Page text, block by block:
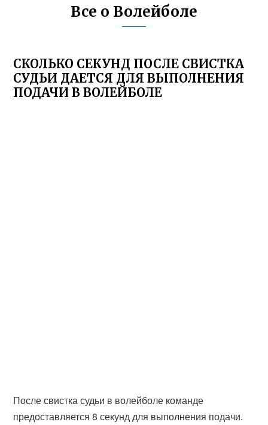
Все о Волейболе
СКОЛЬКО СЕКУНД ПОСЛЕ СВИСТКА
СУДЬИ ДАЕТСЯ ДЛЯ ВЫПОЛНЕНИЯ
ПОДАЧИ В ВОЛЕЙБОЛЕ
После свистка судьи в волейболе команде
предоставляется 8 секунд для выполнения подачи.